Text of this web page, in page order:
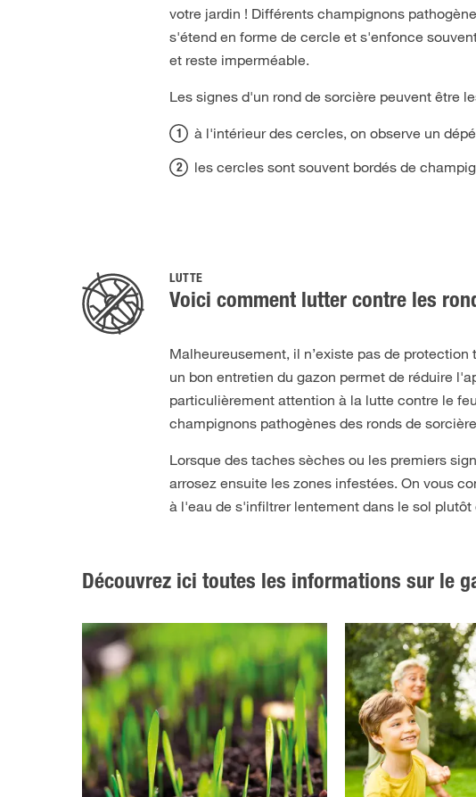
votre jardin ! Différents champignons
s'étend en forme de cercle et s'enfonce
et reste imperméable.
Les signes d'un rond de sorcière peuvent être
à l'intérieur des cercles, on observe un
les cercles sont souvent bordés de
LUTTE
Voici comment lutter contre les
Malheureusement, il n’existe pas de
un bon entretien du gazon permet de réduire
particulièrement attention à la lutte contre le
champignons pathogènes des ronds de
Lorsque des taches sèches ou les premiers
arrosez ensuite les zones infestées. On vous
à l'eau de s'infiltrer lentement dans le sol
Découvrez ici toutes les informations sur le